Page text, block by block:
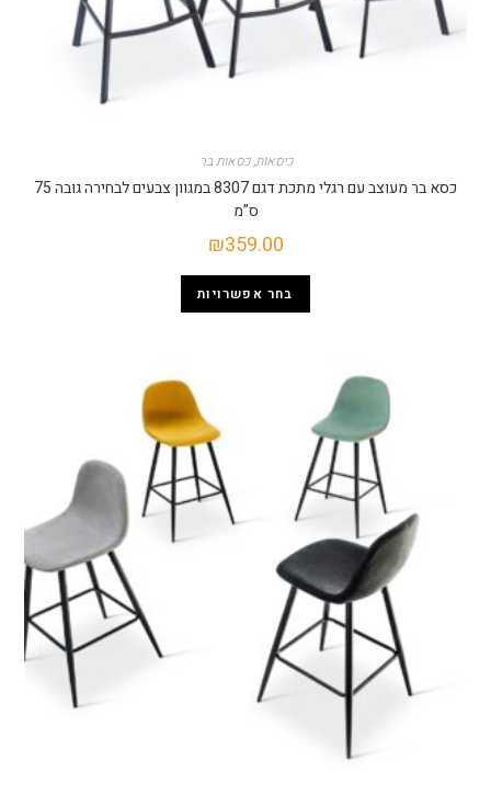
כיסאות,כסאות בר
כסא בר מעוצב עם רגלי מתכת דגם 8307 במגוון צבעים לבחירה גובה 75
ס”מ
₪359.00
בחר אפשרויות